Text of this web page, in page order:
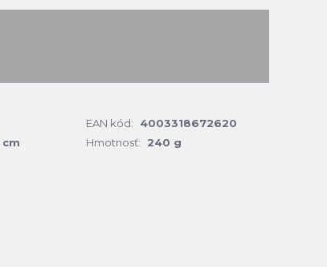
EAN kód:
4003318672620
cm Hmotnosť: 240 g